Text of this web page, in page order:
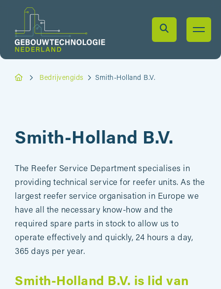
Bedrijvengids Smith-Holland B.V.
Smith-Holland B.V.
The Reefer Service Department specialises in
providing technical service for reefer units. As the
largest reefer service organisation in Europe we
have all the necessary know-how and the
required spare parts in stock to allow us to
operate effectively and quickly, 24 hours a day,
365 days per year.
Smith-Holland B.V. is lid van